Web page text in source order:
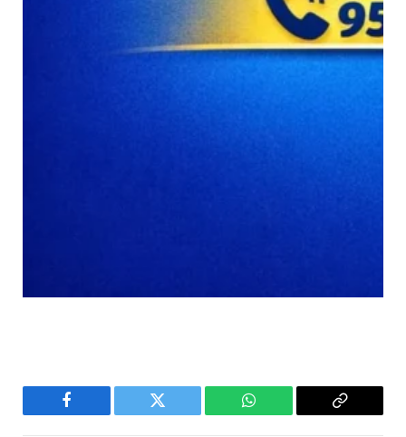
Facebook Twitter WhatsApp
Copy